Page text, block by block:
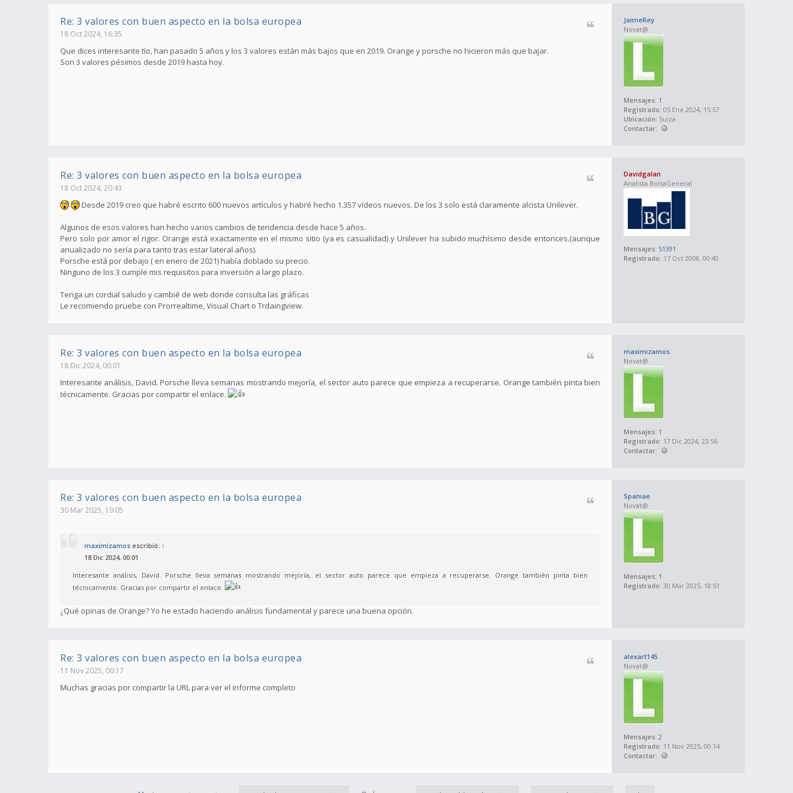
JaimeRey
Novat@
Mensajes: 1
Registrado: 05 Ene 2024, 15:57
Ubicación: Suiza
Contactar:
Re: 3 valores con buen aspecto en la bolsa europea
18 Oct 2024, 16:35
Que dices interesante tío, han pasado 5 años y los 3 valores están más bajos que en 2019. Orange y porsche no hicieron más que bajar.
Son 3 valores pésimos desde 2019 hasta hoy.
Davidgalan
Analista BolsaGeneral
Mensajes: 51391
Registrado: 17 Oct 2008, 00:40
Re: 3 valores con buen aspecto en la bolsa europea
18 Oct 2024, 20:43
Desde 2019 creo que habré escrito 600 nuevos artículos y habré hecho 1.357 vídeos nuevos. De los 3 solo está claramente alcista Unilever.
Algunos de esos valores han hecho varios cambios de tendencia desde hace 5 años.
Pero solo por amor el rigor. Orange está exactamente en el mismo sitio (ya es casualidad) y Unilever ha subido muchísimo desde entonces.(aunque
anualizado no sería para tanto tras estar lateral años).
Porsche está por debajo ( en enero de 2021) había doblado su precio.
Ninguno de los 3 cumple mis requisitos para inversión a largo plazo.
Tenga un cordial saludo y cambié de web donde consulta las gráficas
Le recomiendo pruebe con Prorrealtime, Visual Chart o Trdaingview.
maximizamos
Novat@
Mensajes: 1
Registrado: 17 Dic 2024, 23:56
Contactar:
Re: 3 valores con buen aspecto en la bolsa europea
18 Dic 2024, 00:01
Interesante análisis, David. Porsche lleva semanas mostrando mejoría, el sector auto parece que empieza a recuperarse. Orange también pinta bien
técnicamente. Gracias por compartir el enlace.
Spaniae
Novat@
Mensajes: 1
Registrado: 30 Mar 2025, 18:51
Re: 3 valores con buen aspecto en la bolsa europea
30 Mar 2025, 19:05
maximizamos escribió: ↑
18 Dic 2024, 00:01
Interesante análisis, David. Porsche lleva semanas mostrando mejoría, el sector auto parece que empieza a recuperarse. Orange también pinta bien
técnicamente. Gracias por compartir el enlace.
¿Qué opinas de Orange? Yo he estado haciendo análisis fundamental y parece una buena opción.
alexart145
Novat@
Mensajes: 2
Registrado: 11 Nov 2025, 00:14
Contactar:
Re: 3 valores con buen aspecto en la bolsa europea
11 Nov 2025, 00:17
Muchas gracias por compartir la URL para ver el informe completo